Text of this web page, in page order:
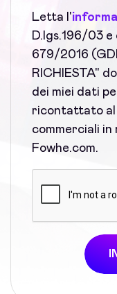
Letta l'
D.lgs.196/03
679/2016
RICHIESTA"
dei miei dati
ricontattato al
commerciali in
Fowhe.com.